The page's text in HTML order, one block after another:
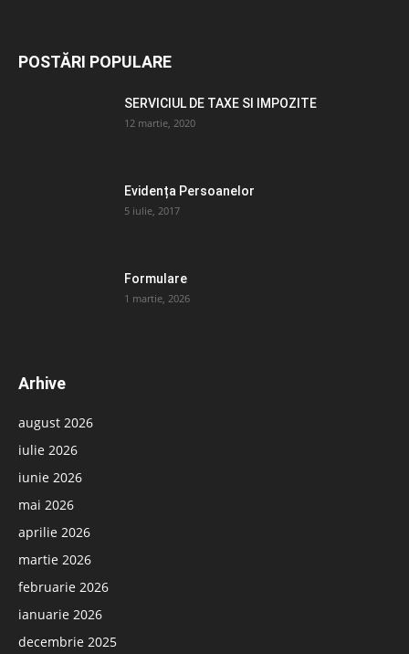
POSTĂRI POPULARE
SERVICIUL DE TAXE SI IMPOZITE
12 martie, 2020
Evidența Persoanelor
5 iulie, 2017
Formulare
1 martie, 2026
Arhive
august 2026
iulie 2026
iunie 2026
mai 2026
aprilie 2026
martie 2026
februarie 2026
ianuarie 2026
decembrie 2025